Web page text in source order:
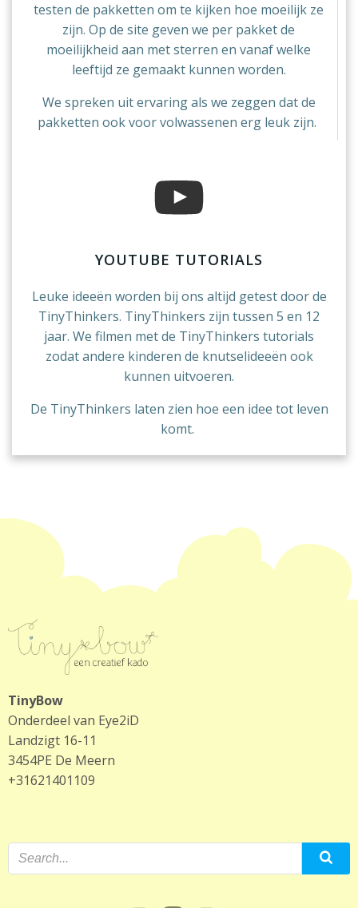
testen de pakketten om te kijken hoe moeilijk ze
zijn. Op de site geven we per pakket de
moeilijkheid aan met sterren en vanaf welke
leeftijd ze gemaakt kunnen worden.
We spreken uit ervaring als we zeggen dat de
pakketten ook voor volwassenen erg leuk zijn.
YOUTUBE TUTORIALS
Leuke ideeën worden bij ons altijd getest door de
TinyThinkers. TinyThinkers zijn tussen 5 en 12
jaar. We filmen met de TinyThinkers tutorials
zodat andere kinderen de knutselideeën ook
kunnen uitvoeren.
De TinyThinkers laten zien hoe een idee tot leven
komt.
TinyBow
Onderdeel van Eye2iD
Landzigt 16-11
3454PE De Meern
+31621401109